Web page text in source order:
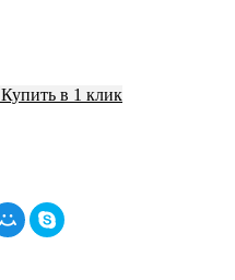
Купить в 1 клик